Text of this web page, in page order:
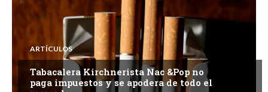
ARTÍCULOS
Tabacalera Kirchnerista Nac &Pop no
paga impuestos y se apodera de todo el